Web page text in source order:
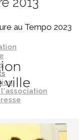
au Tempo 2023
ville